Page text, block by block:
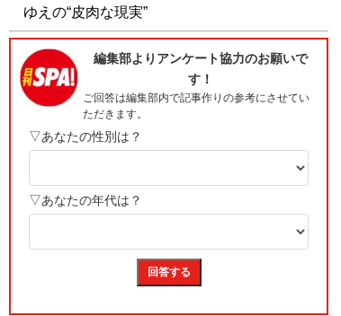
ゆえの“皮肉な現実”